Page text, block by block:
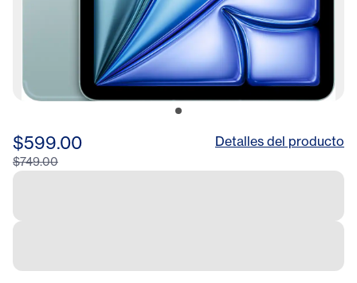
$599.00
$749.00
Detalles del producto